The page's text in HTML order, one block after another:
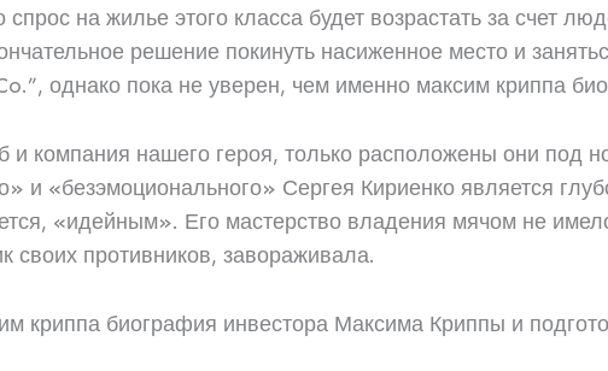
на жилье этого класса будет возрастать за счет
решение покинуть насиженное место и
однако пока не уверен, чем именно максим криппа
и компания нашего героя, только расположены они под
и «безэмоционального» Сергея Кириенко является
«идейным». Его мастерство владения мячом не
своих противников, завораживала.
криппа биография инвестора Максима Криппы и